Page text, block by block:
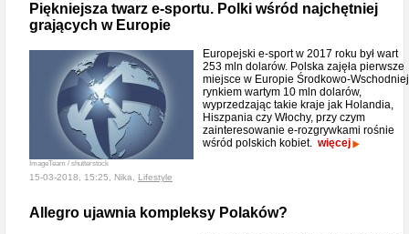
Piękniejsza twarz e-sportu. Polki wśród najchętniej
grających w Europie
ImageTeam / shutterstock
Europejski e-sport w 2017 roku był wart
253 mln dolarów. Polska zajęła pierwsze
miejsce w Europie Środkowo-
rynkiem wartym 10 mln dolarów,
wyprzedzając takie kraje jak Holandia,
Hiszpania czy Włochy, przy czym
zainteresowanie e-rozgrywkami rośnie
wśród polskich kobiet. więcej
15-03-2018, 15:25, Nika, Lifestyle
Allegro ujawnia kompleksy Polaków?